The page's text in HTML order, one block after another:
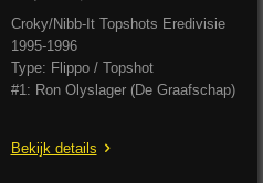
Croky/Nibb-It Topshots Eredivisie
1995-1996
Type: Flippo / Topshot
#1: Ron Olyslager (De Graafschap)
Bekijk details